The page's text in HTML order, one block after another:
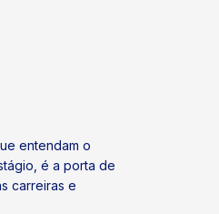
entendam o
é a porta de
carreiras e